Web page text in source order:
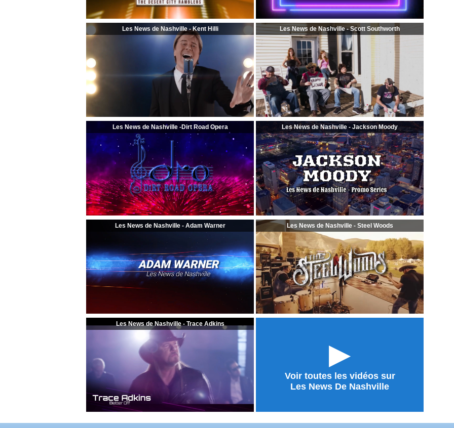
Les News de Nashville - Kent Hilli Les News de Nashville - Scott Southworth
Les News de Nashville -Dirt Road Opera Les News de Nashville - Jackson Moody
Les News de Nashville - Adam Warner Les News de Nashville - Steel Woods
Les News de Nashville - Trace Adkins
►
Voir toutes les vidéos sur
Les News De Nashville